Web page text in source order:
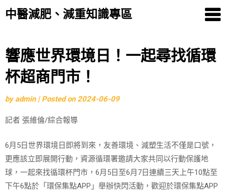
中醫減肥、減重知識專區
Skip
to
content
響應世界環境日！一起尋找循環
杯超商門市！
byadmin | Posted on2024-06-09
記者 張維倫/綜合報導
6月5日世界環境日即將到來，友善環境、減塑生活不僅是口號，
更應該立即展開行動，資源循環署邀請大家共同以行動保護地
球，一起來找循環杯門市，6月5日至6月7日連續三天上午10點至
下午6點於「環保集點APP」舉辦快閃活動，歡迎於環保集點APP